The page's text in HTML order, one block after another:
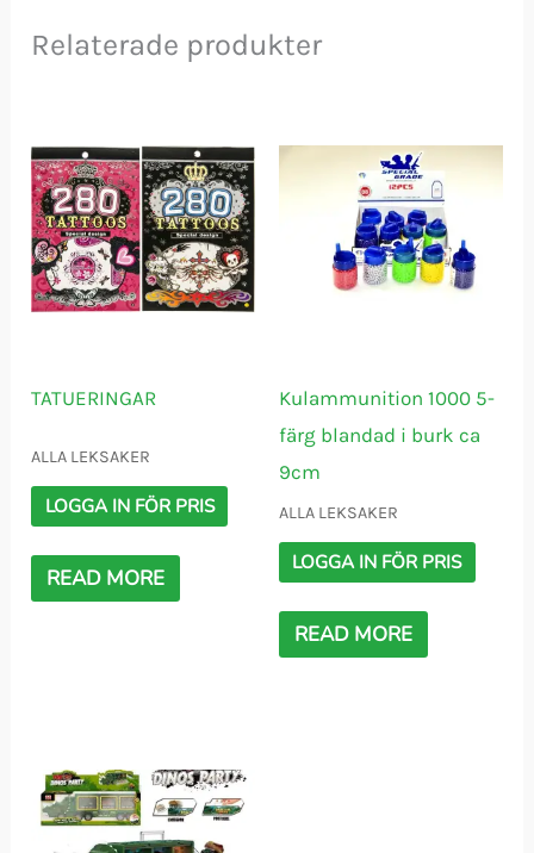
Relaterade produkter
TATUERINGAR
ALLA LEKSAKER
LOGGA IN FÖR PRIS
READ MORE
Kulammunition 1000 5-
färg blandad i burk ca
9cm
ALLA LEKSAKER
LOGGA IN FÖR PRIS
READ MORE